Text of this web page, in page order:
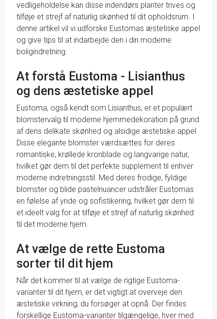
vedligeholdelse kan disse indendørs planter trives og
tilføje et strejf af naturlig skønhed til dit opholdsrum. I
denne artikel vil vi udforske Eustomas æstetiske appel
og give tips til at indarbejde den i din moderne
boligindretning.
At forstå Eustoma - Lisianthus
og dens æstetiske appel
Eustoma, også kendt som Lisianthus, er et populært
blomstervalg til moderne hjemmedekoration på grund
af dens delikate skønhed og alsidige æstetiske appel.
Disse elegante blomster værdsættes for deres
romantiske, krøllede kronblade og langvarige natur,
hvilket gør dem til det perfekte supplement til enhver
moderne indretningsstil. Med deres frodige, fyldige
blomster og blide pastelnuancer udstråler Eustomas
en følelse af ynde og sofistikering, hvilket gør dem til
et ideelt valg for at tilføje et strejf af naturlig skønhed
til det moderne hjem.
At vælge de rette Eustoma
sorter til dit hjem
Når det kommer til at vælge de rigtige Eustoma-
varianter til dit hjem, er det vigtigt at overveje den
æstetiske virkning, du forsøger at opnå. Der findes
forskellige Eustoma-varianter tilgængelige, hver med